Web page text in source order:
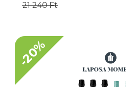
21 240 Ft
-20%